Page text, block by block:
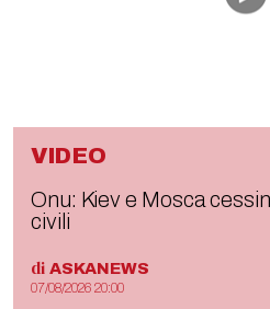
VIDEO
Onu: Kiev e Mosca
civili
di ASKANEWS
07/08/2026 20:00